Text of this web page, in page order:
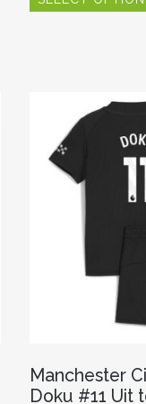
Manchester
Doku #11 Uit